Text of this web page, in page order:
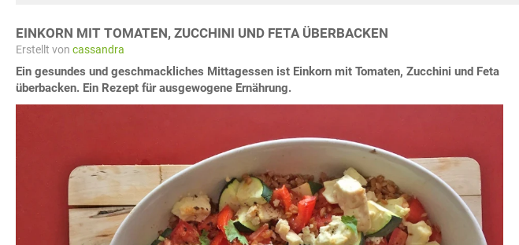
EINKORN MIT TOMATEN, ZUCCHINI UND FETA ÜBERBACKEN
Erstellt von cassandra
Ein gesundes und geschmackliches Mittagessen ist Einkorn mit Tomaten, Zucchini und Feta
überbacken. Ein Rezept für ausgewogene Ernährung.